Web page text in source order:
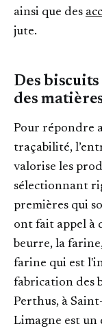
ainsi que des
jute.
Des
des
Pour répondre
traçabilité,
valorise les
sélectionnant
premières qui
ont fait appel à
beurre, la
farine qui est
fabrication des
Perthus, à
Limagne est un